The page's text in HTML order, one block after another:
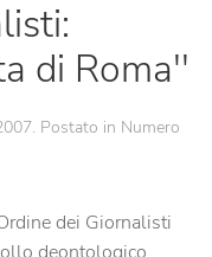
di Roma''
. Postato in Numero
dei Giornalisti